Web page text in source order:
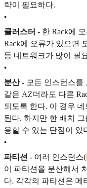
략이 필요하다.
•
클러스터 - 한 Rack에
Rack에 오류가 있으면
등 네트워크가 많이 필
•
분산 - 모든 인스턴스를
같은 AZ더라도 다른
되도록 한다. 이 경우
된다. 하지만 한 배치
용할 수 있는 단점이 있
•
파티션 - 여러 인스턴스(
이 파티션을 분산해서
다. 각각의 파티션은 메